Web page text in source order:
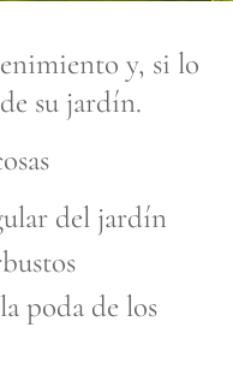
y, si lo
su jardín.
del jardín
poda de los